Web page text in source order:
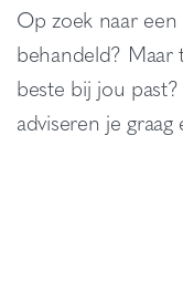
Op zoek naar
behandeld? Maar
beste bij jou
adviseren je